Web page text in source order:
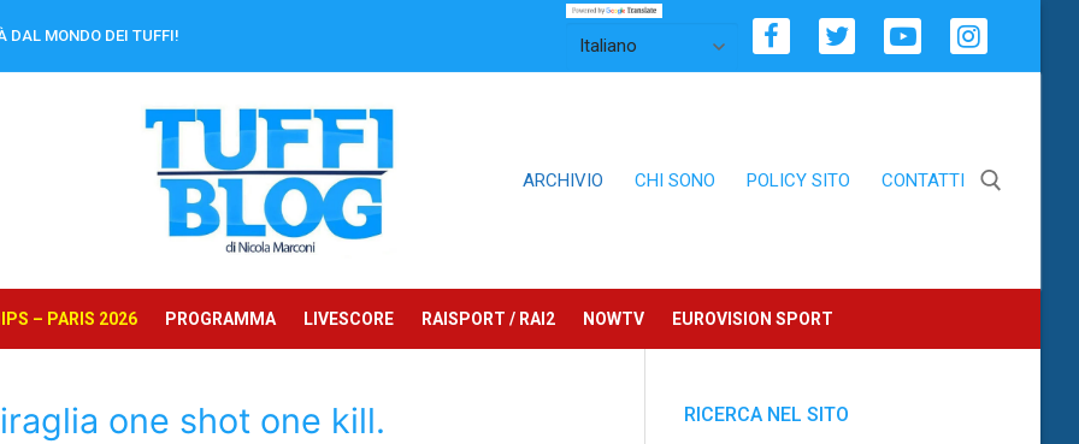
DAL MONDO DEI TUFFI!
ARCHIVIO CHI SONO POLICY SITO CONTATTI
– PARIS 2026 PROGRAMMA LIVESCORE RAISPORT / RAI2 NOWTV EUROVISION SPORT
one shot one kill. RICERCA NEL SITO